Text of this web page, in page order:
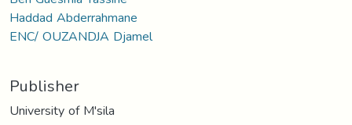
Haddad Abderrahmane
ENC/ OUZANDJA Djamel
Publisher
University of M'sila